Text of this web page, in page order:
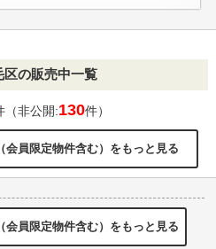
区の販売中一覧
（非公開:130件）
会員限定物件含む）をもっと見る
会員限定物件含む）をもっと見る